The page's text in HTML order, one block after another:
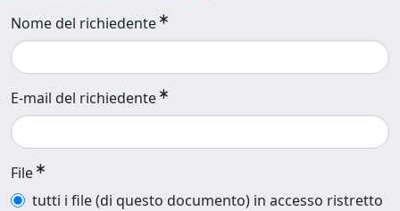
Nome del richiedente
E-mail del richiedente
File
tutti i file (di questo documento) in accesso ristretto